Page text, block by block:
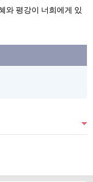
와 평강이 너희에게 있